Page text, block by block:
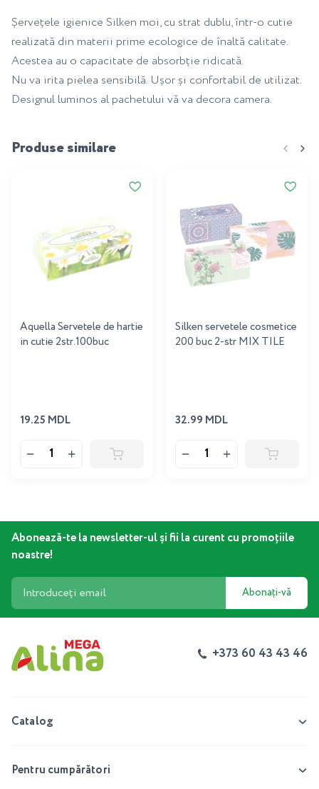
Șervețele igienice Silken moi, cu strat dublu, într-o cutie
realizată din materii prime ecologice de înaltă calitate.
Acestea au o capacitate de absorbție ridicată.
Nu va irita pielea sensibilă. Ușor și confortabil de utilizat.
Designul luminos al pachetului vă va decora camera.
Produse similare
Aquella Servetele de hartie
in cutie 2str.100buc
19.25 MDL
Silken servetele cosmetice
200 buc 2-str MIX TILE
32.99 MDL
Abonează-te la newsletter-ul și fii la curent cu promoțiile
noastre!
Abonați-vă
+373 60 43 43 46
Catalog
Pentru cumpărători